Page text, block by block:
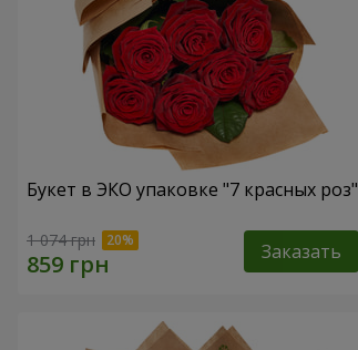
Букет в ЭКО упаковке "7 красных роз"
1 074 грн Заказать